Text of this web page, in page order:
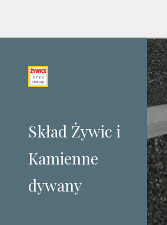
Skład Żywic i
Kamienne
dywany